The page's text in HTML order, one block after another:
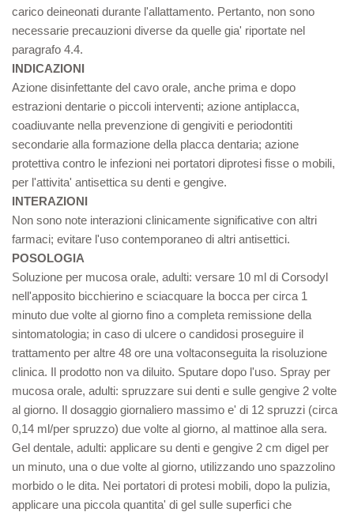
carico deineonati durante l'allattamento. Pertanto, non sono
necessarie precauzioni diverse da quelle gia' riportate nel
paragrafo 4.4.
INDICAZIONI
Azione disinfettante del cavo orale, anche prima e dopo
estrazioni dentarie o piccoli interventi; azione antiplacca,
coadiuvante nella prevenzione di gengiviti e periodontiti
secondarie alla formazione della placca dentaria; azione
protettiva contro le infezioni nei portatori diprotesi fisse o mobili,
per l'attivita' antisettica su denti e gengive.
INTERAZIONI
Non sono note interazioni clinicamente significative con altri
farmaci; evitare l'uso contemporaneo di altri antisettici.
POSOLOGIA
Soluzione per mucosa orale, adulti: versare 10 ml di Corsodyl
nell'apposito bicchierino e sciacquare la bocca per circa 1
minuto due volte al giorno fino a completa remissione della
sintomatologia; in caso di ulcere o candidosi proseguire il
trattamento per altre 48 ore una voltaconseguita la risoluzione
clinica. Il prodotto non va diluito. Sputare dopo l'uso. Spray per
mucosa orale, adulti: spruzzare sui denti e sulle gengive 2 volte
al giorno. Il dosaggio giornaliero massimo e' di 12 spruzzi (circa
0,14 ml/per spruzzo) due volte al giorno, al mattinoe alla sera.
Gel dentale, adulti: applicare su denti e gengive 2 cm digel per
un minuto, una o due volte al giorno, utilizzando uno spazzolino
morbido o le dita. Nei portatori di protesi mobili, dopo la pulizia,
applicare una piccola quantita' di gel sulle superfici che